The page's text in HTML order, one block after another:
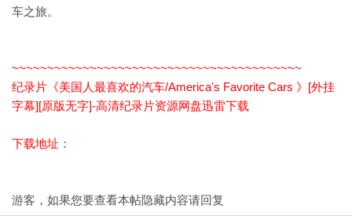
车之旅。
~~~~~~~~~~~~~~~~~~~~~~~~~~~~~~~~~~~~~~~~~
纪录片《美国人最喜欢的汽车/America's Favorite Cars 》[外挂
字幕][原版无字]-高清纪录片资源网盘迅雷下载
下载地址：
游客，如果您要查看本帖隐藏内容请回复